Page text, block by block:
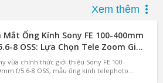
Xem thêm
Mắt Ống Kính Sony FE 100-400mm
8 OSS: Lựa Chọn Tele Zoom Giá
Cho Người Dùng Alpha
vừa chính thức giới thiệu Sony FE 100-
f/5.6-8 OSS, mẫu ống kính telephoto